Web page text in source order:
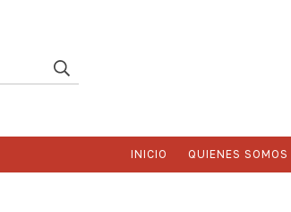
INICIO QUIENES SOMOS